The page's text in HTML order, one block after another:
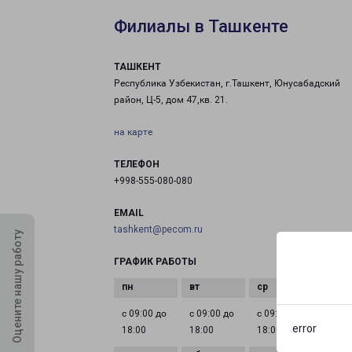
error
Оцените нашу работу
Филиалы в Ташкенте
ТАШКЕНТ
Республика Узбекистан, г.Ташкент, Юнусабадский
район, Ц-5, дом 47,кв. 21.
на карте
ТЕЛЕФОН
+998-555-080-080
EMAIL
tashkent@pecom.ru
ГРАФИК РАБОТЫ
с 09:00 до
18:00
с 09:00 до
18:00
с 09:00 до
18:00